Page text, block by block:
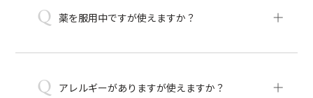
Q 薬を服用中ですが使えますか？
Q アレルギーがありますが使えますか？